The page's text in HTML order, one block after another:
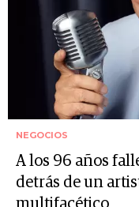
NEGOCIOS
A los 96 años
detrás de un